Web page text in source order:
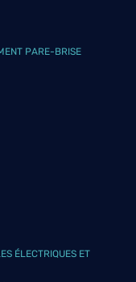
PARE-BRISE
ÉLECTRIQUES ET